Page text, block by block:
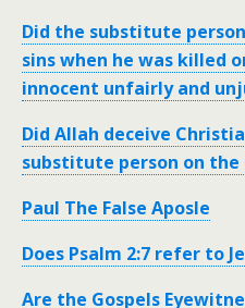
Did the substitute
sins when he was killed
innocent unfairly and
Did Allah deceive
substitute person on the
Paul The False Aposle
Does Psalm 2:7 refer to
Are the Gospels